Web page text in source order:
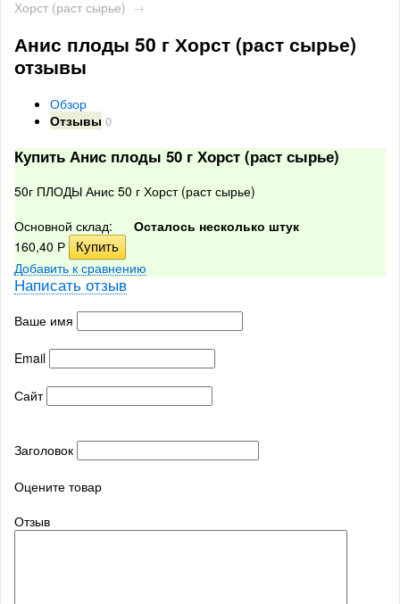
Хорст (раст сырье) →
Анис плоды 50 г Хорст (раст сырье)
отзывы
Обзор
Отзывы 0
Купить Анис плоды 50 г Хорст (раст сырье)
50г ПЛОДЫ Анис 50 г Хорст (раст сырье)
Основной склад:
Осталось несколько штук
160,40 Р
Добавить к сравнению
Написать отзыв
Ваше имя
Email
Сайт
Заголовок
Оцените товар
Отзыв